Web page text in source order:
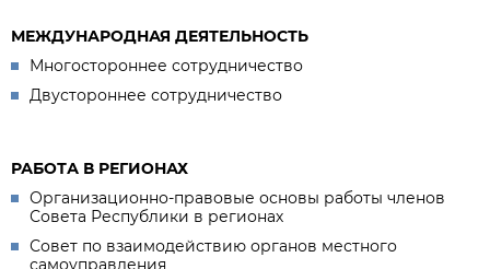
МЕЖДУНАРОДНАЯ ДЕЯТЕЛЬНОСТЬ
Многостороннее сотрудничество
Двустороннее сотрудничество
РАБОТА В РЕГИОНАХ
Организационно-правовые основы работы членов
Совета Республики в регионах
Совет по взаимодействию органов местного
самоуправления